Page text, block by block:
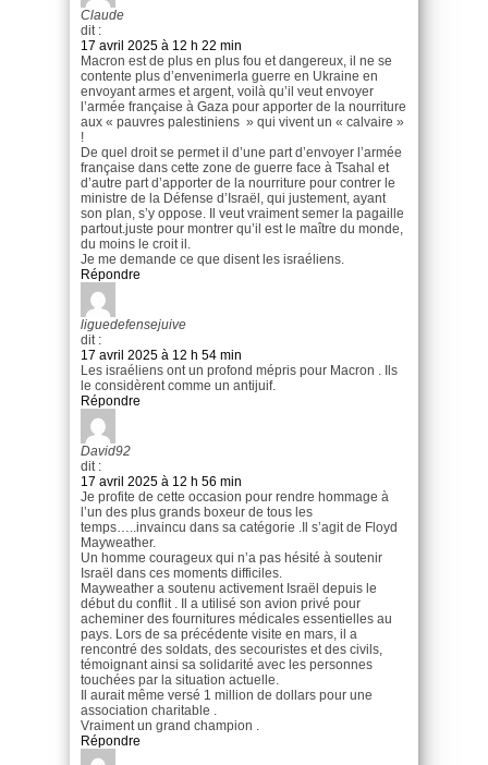
Claude
dit :
17 avril 2025 à 12 h 22 min
Macron est de plus en plus fou et dangereux, il ne se
contente plus d’envenimerla guerre en Ukraine en
envoyant armes et argent, voilà qu’il veut envoyer
l’armée française à Gaza pour apporter de la nourriture
aux « pauvres palestiniens » qui vivent un « calvaire »
!
De quel droit se permet il d’une part d’envoyer l’armée
française dans cette zone de guerre face à Tsahal et
d’autre part d’apporter de la nourriture pour contrer le
ministre de la Défense d’Israël, qui justement, ayant
son plan, s’y oppose. Il veut vraiment semer la pagaille
partout.juste pour montrer qu’il est le maître du monde,
du moins le croit il.
Je me demande ce que disent les israéliens.
Répondre
liguedefensejuive
dit :
17 avril 2025 à 12 h 54 min
Les israéliens ont un profond mépris pour Macron . Ils
le considèrent comme un antijuif.
Répondre
David92
dit :
17 avril 2025 à 12 h 56 min
Je profite de cette occasion pour rendre hommage à
l’un des plus grands boxeur de tous les
temps…..invaincu dans sa catégorie .Il s’agit de Floyd
Mayweather.
Un homme courageux qui n’a pas hésité à soutenir
Israël dans ces moments difficiles.
Mayweather a soutenu activement Israël depuis le
début du conflit . Il a utilisé son avion privé pour
acheminer des fournitures médicales essentielles au
pays. Lors de sa précédente visite en mars, il a
rencontré des soldats, des secouristes et des civils,
témoignant ainsi sa solidarité avec les personnes
touchées par la situation actuelle.
Il aurait même versé 1 million de dollars pour une
association charitable .
Vraiment un grand champion .
Répondre